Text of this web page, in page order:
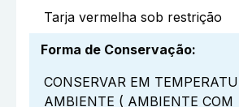
Tarja vermelha sob restrição
Forma de Conservação:
CONSERVAR EM
AMBIENTE ( AMBIENTE COM